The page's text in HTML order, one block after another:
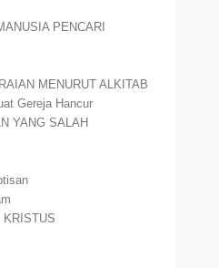
PENCARI
MENURUT ALKITAB
Gereja Hancur
YANG SALAH
KRISTUS